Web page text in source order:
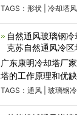
式子计算：冷却塔
列因素影响；
TAGS： 形状| 冷却塔
自然通风玻璃钢
克苏自然通风冷区
广东康明冷却塔厂
塔的工作原理和优
却塔无风扇冷却塔
TAGS： 通风| 玻璃钢